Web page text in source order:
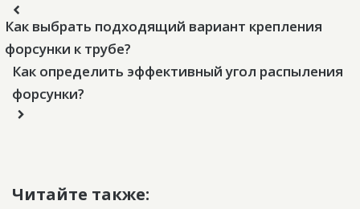
Как выбрать подходящий вариант крепления
форсунки к трубе?
Как определить эффективный угол распыления
форсунки?
Читайте также: